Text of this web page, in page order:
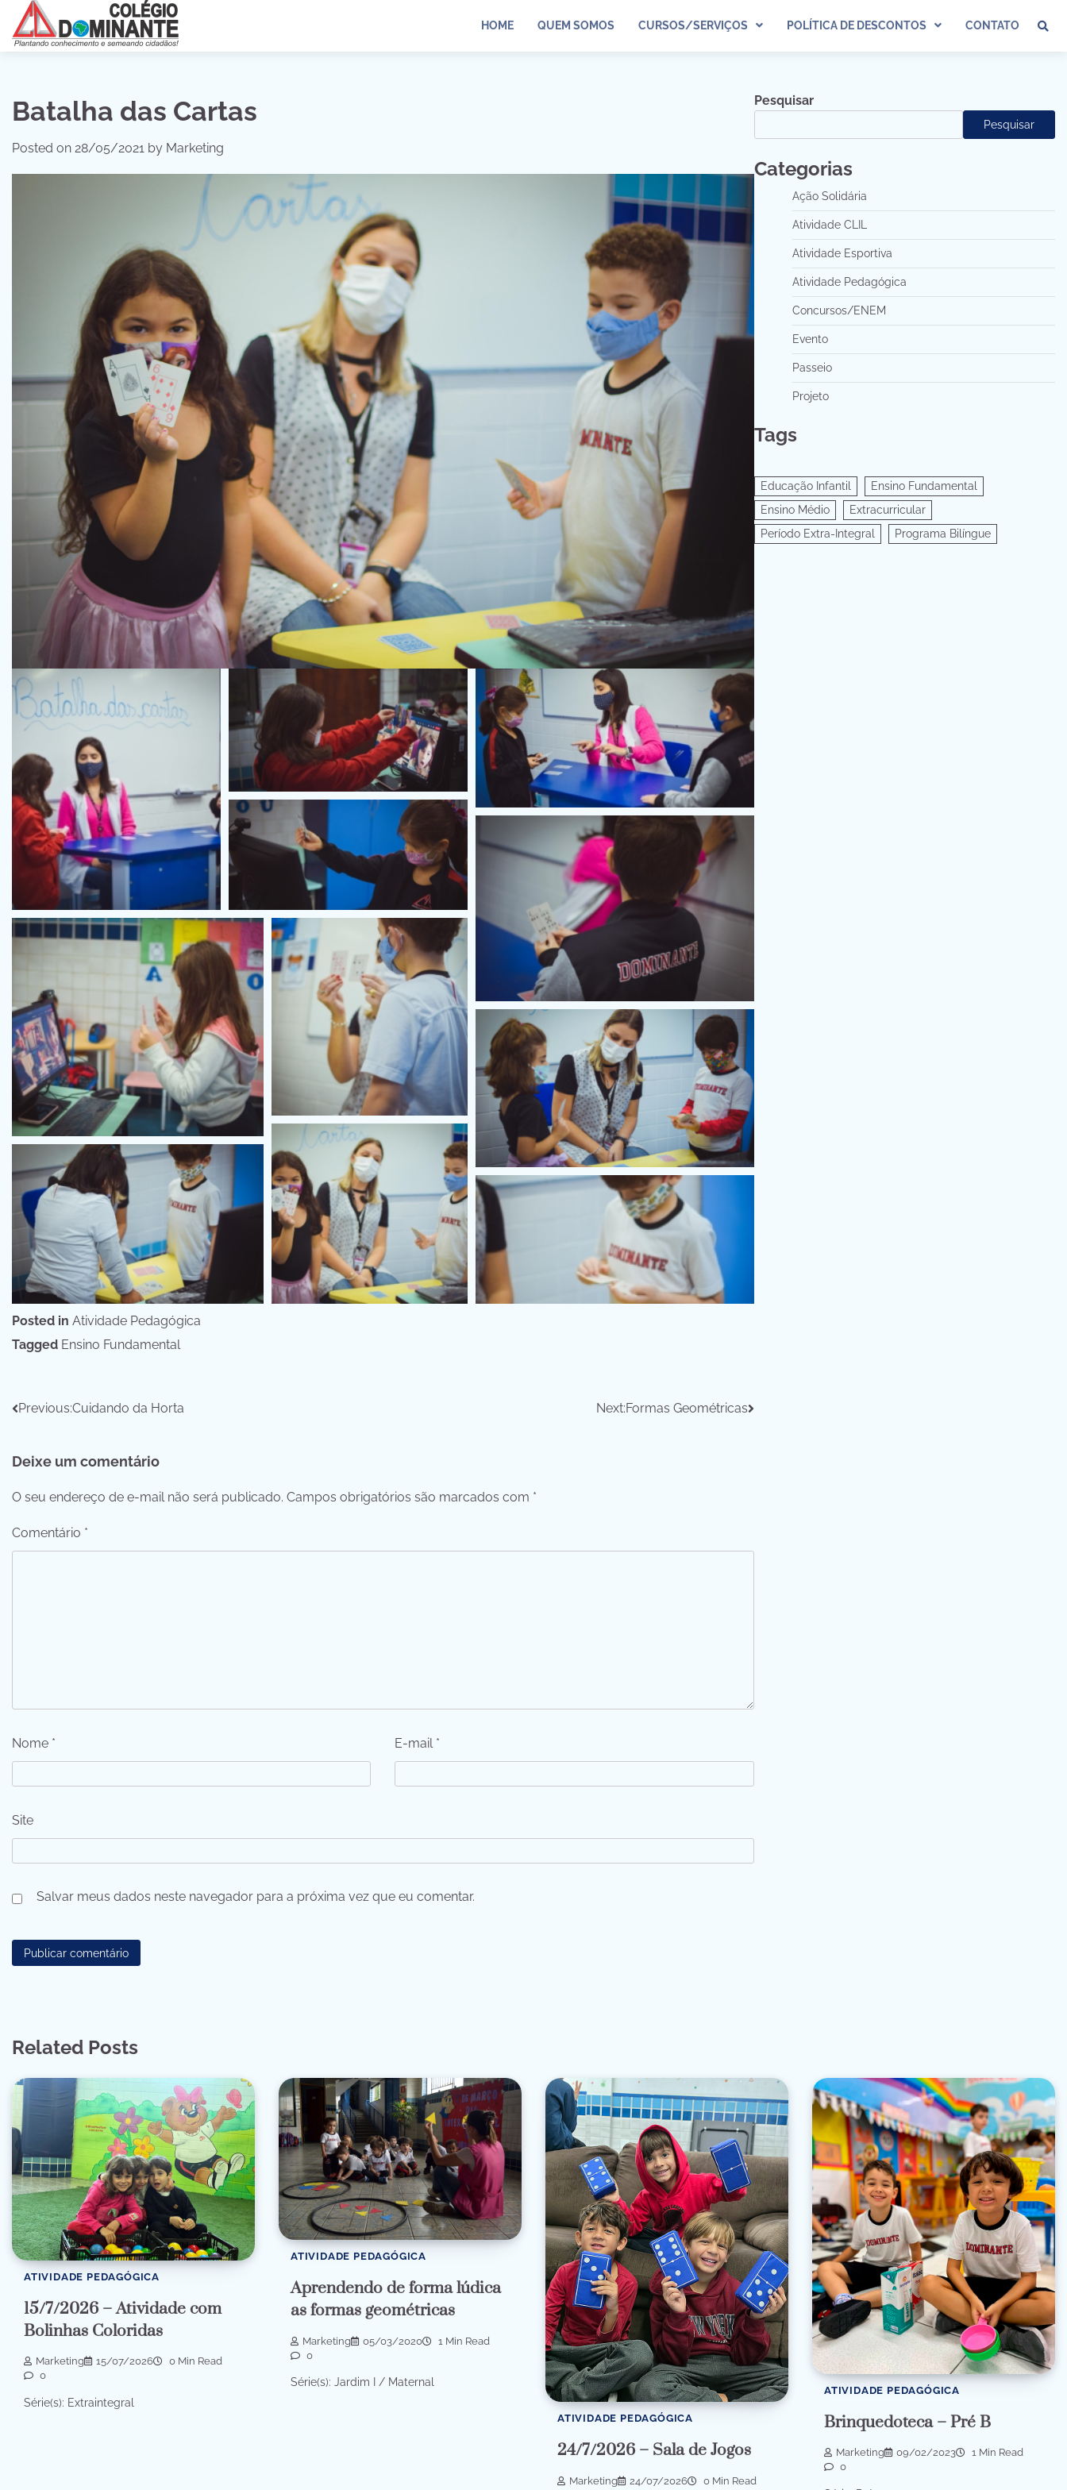
content
HOME QUEM SOMOS CURSOS/SERVIÇOS POLÍTICA DE DESCONTOS CONTATO
Batalha das Cartas
Posted on 28/05/2021 by Marketing
Posted in Atividade Pedagógica
Tagged Ensino Fundamental
Navegação
Post
Previous:Cuidando da Horta Next:Formas Geométricas
Deixe um comentário
O seu endereço de e-mail não será publicado. Campos obrigatórios são marcados com *
Comentário *
Nome * E-mail *
Site
Salvar meus dados neste navegador para a próxima vez que eu comentar.
Pesquisar
Pesquisar
Categorias
Ação Solidária
Atividade CLIL
Atividade Esportiva
Atividade Pedagógica
Concursos/ENEM
Evento
Passeio
Projeto
Tags
Educação Infantil
Ensino Fundamental
Ensino Médio
Extracurricular
Período Extra-Integral
Programa Bilíngue
Related Posts
ATIVIDADE PEDAGÓGICA
15/7/2026 – Atividade com
Bolinhas Coloridas
Marketing 15/07/2026
0 Min Read
0
Série(s): Extraintegral
ATIVIDADE PEDAGÓGICA
Aprendendo de forma lúdica
as formas geométricas
Marketing 05/03/2020
1 Min Read
0
Série(s): Jardim I / Maternal
ATIVIDADE PEDAGÓGICA
24/7/2026 – Sala de Jogos
Marketing 24/07/2026
0 Min Read
ATIVIDADE PEDAGÓGICA
Brinquedoteca – Pré B
Marketing 09/02/2023
1 Min Read
0